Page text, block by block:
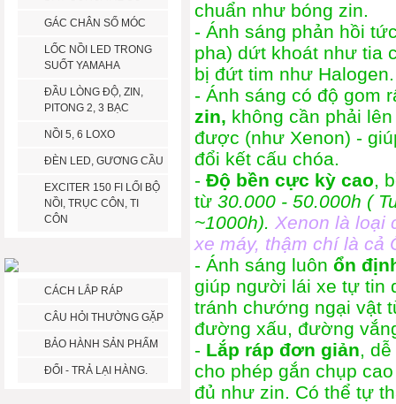
GÁC CHÂN SỐ MÓC
LỐC NỒI LED TRONG
SUỐT YAMAHA
ĐẦU LÒNG ĐỘ, ZIN,
PITONG 2, 3 BẠC
NỒI 5, 6 LOXO
ĐÈN LED, GƯƠNG CẦU
EXCITER 150 FI LỔI BỘ
NỒI, TRỤC CÔN, TI
CÔN
CÁCH LẮP RÁP
CÂU HỎI THƯỜNG GẶP
BẢO HÀNH SẢN PHẨM
ĐỔI - TRẢ LẠI HÀNG.
chuẩn như bóng zin.
- Ánh sáng phản hồi
pha) dứt khoát như tia
bị đứt tim như Halogen.
- Ánh sáng có độ gom
zin, không cần phải
được (như Xenon) -
đổi kết cấu chóa.
- Độ bền cực kỳ cao,
từ 30.000 - 50.000h (
~1000h). Xenon là loại
xe máy, thậm chí là cả
- Ánh sáng luôn ổn
giúp người lái xe tự tin
tránh chướng ngại vật
đường xấu, đường
- Lắp ráp đơn giản,
cho phép gắn chụp
đủ như zin. Có thể tự